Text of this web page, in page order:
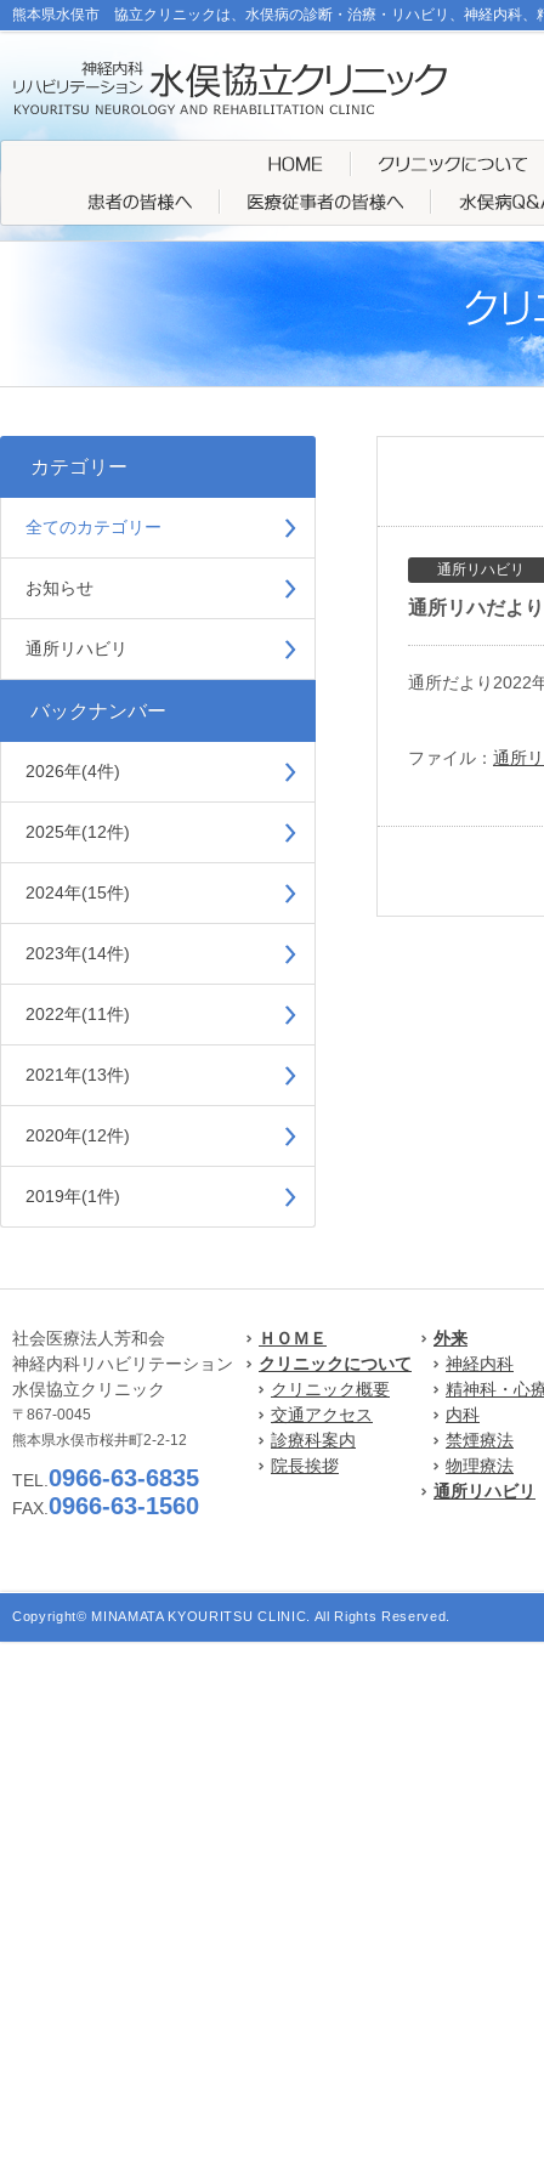
熊本県水俣市 協立クリニックは、水俣病の診断・治療・リハビリ、神経内科、
カテゴリー
全てのカテゴリー
お知らせ
通所リハビリ
バックナンバー
2026年(4件)
2025年(12件)
2024年(15件)
2023年(14件)
2022年(11件)
2021年(13件)
2020年(12件)
2019年(1件)
通所リハビリ
通所リハだよ
通所だより2022
ファイル： 通所
社会医療法人芳和会
神経内科リハビリテーション
水俣協立クリニック
〒867-0045
熊本県水俣市桜井町2-2-12
TEL. 0966-63-6835
FAX. 0966-63-1560
ＨＯＭＥ
クリニックについて
クリニック概要
交通アクセス
診療科案内
院長挨拶
外来
神経内科
精神科・心
内科
禁煙療法
物理療法
通所リハビリ
Copyright© MINAMATA KYOURITSU CLINIC. All Rights Reserved.